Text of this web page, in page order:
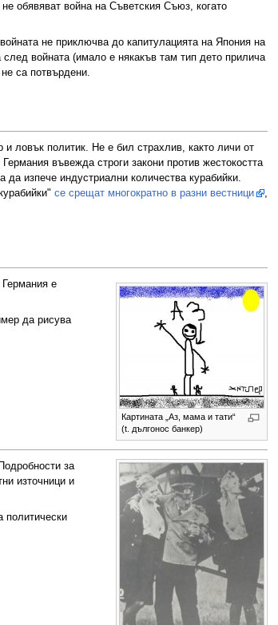
обявяват война на Съветския Съюз, когато
не приключва до капитулацията на Япония на
войната (имало е някакъв там тип дето прилича
са потвърдени.
ловък политик. Не е бил страхлив, както личи от
въвежда строги закони против жестокостта
изпече индустриални количества курабийки.
се срещат многократно в разни вестници
,
Картината „Аз, мама и тати“
(t. дългонос банкер)
е
да рисува
за
източници и
политически